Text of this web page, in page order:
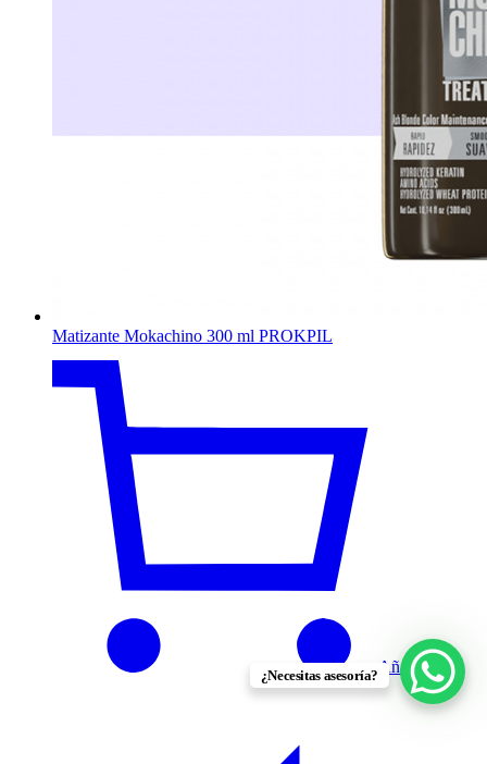
Matizante Mokachino 300 ml PROKPIL
Añadir al
¿Necesitas asesoría?